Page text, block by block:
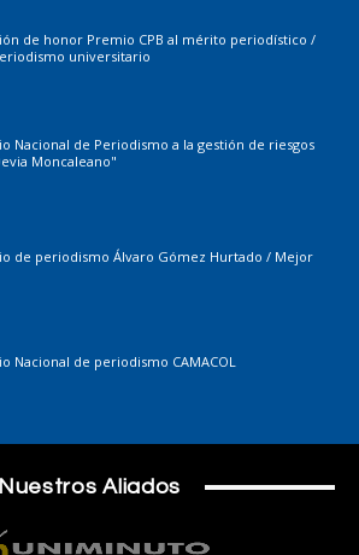
de honor Premio CPB al mérito periodístico /
universitario
Nacional de Periodismo a la gestión de riesgos
Moncaleano"
de periodismo Álvaro Gómez Hurtado / Mejor
Nacional de periodismo CAMACOL
Nuestros Aliados